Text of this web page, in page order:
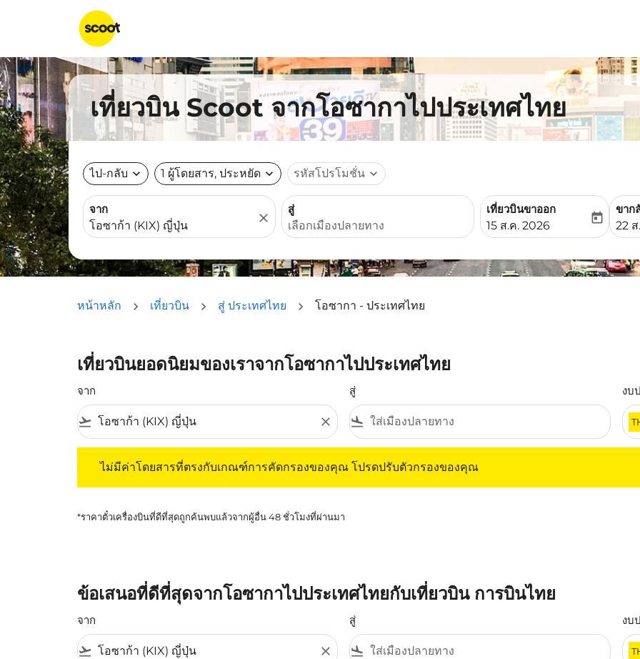
เที่ยวบิน Scoot จากโอซากาไปประเทศไทย
ไป-กลับ expand_more 1 ผู้โดยสาร, ประหยัด expand_more รหัสโปรโมชั่น expand_more
จาก
close
สู่
เที่ยวบินขาออก
fc-booking-departure-
15 ส.ค. 2026
today
ขาก
fc-
22
หน้าหลัก เที่ยวบิน สู่ ประเทศไทย โอซากา - ประเทศไทย
เที่ยวบินยอดนิยมของเราจากโอซากาไปประเทศไทย
จาก
flight_takeoff close
สู่
flight_land
งบ
ไม่มีค่าโดยสารที่ตรงกับเกณฑ์การคัดกรองของคุณ โปรดปรับตัวกรองของคุณ
*ราคาตั๋วเครื่องบินที่ดีที่สุดถูกค้นพบแล้วจากผู้อื่น 48 ชั่วโมงที่ผ่านมา
ข้อเสนอที่ดีที่สุดจากโอซากาไปประเทศไทยกับเที่ยวบิน การบินไทย
จาก
flight_takeoff close
สู่
flight_land
งบ